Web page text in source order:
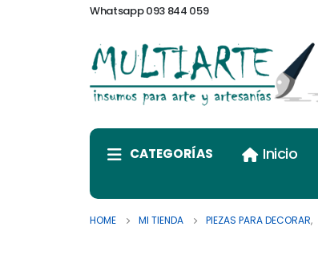
Whatsapp 093 844 059
CATEGORÍAS Inicio
HOME MI TIENDA PIEZAS PARA DECORAR,